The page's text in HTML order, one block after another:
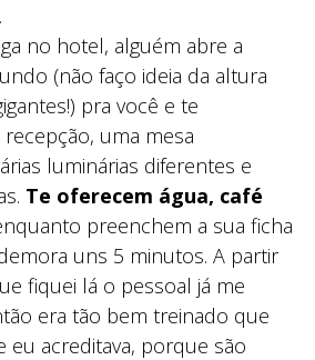
no hotel, alguém abre a
(não faço ideia da altura
pra você e te
uma mesa
luminárias diferentes e
Te oferecem água, café
preenchem a sua ficha
uns 5 minutos. A partir
fiquei lá o pessoal já me
era tão bem treinado que
eu acreditava, porque são